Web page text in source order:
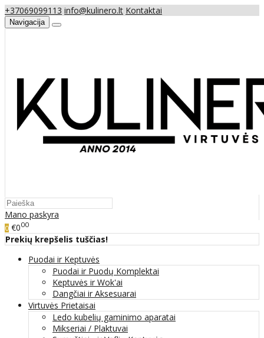
+37069099113 info@kulinero.lt Kontaktai
Navigacija
Mano paskyra
0 €000
Prekių krepšelis tuščias!
Puodai ir Keptuvės
Puodai ir Puodų Komplektai
Keptuvės ir Wok'ai
Dangčiai ir Aksesuarai
Virtuvės Prietaisai
Ledo kubelių gaminimo aparatai
Mikseriai / Plaktuvai